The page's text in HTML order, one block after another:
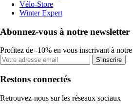
Vélo-Store
Winter Expert
Abonnez-vous à notre newsletter
Profitez de -10% en vous inscrivant à
S'inscrire
Restons connectés
Retrouvez-nous sur les réseaux sociaux